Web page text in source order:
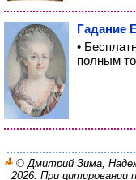
Гадание
•
полным
© Дмитрий Зима,
2026. При цитировании